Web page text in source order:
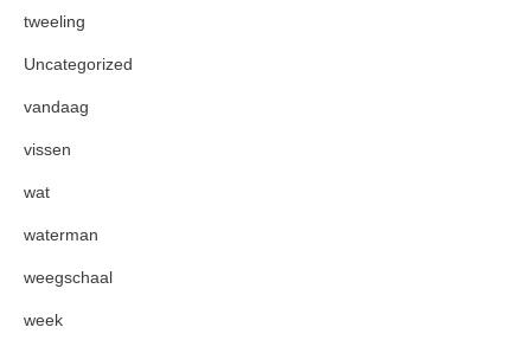
tweeling
Uncategorized
vandaag
vissen
wat
waterman
weegschaal
week